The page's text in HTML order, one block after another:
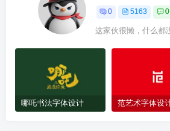
0 5163 0
这家伙很懒，什么都
哪吒书法字体设计 范艺术字体设